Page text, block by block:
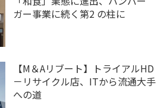
ガー事業に続く第2 の柱に
【M＆Aリブート】トライアルHD
－リサイクル店、ITから流通大手
への道